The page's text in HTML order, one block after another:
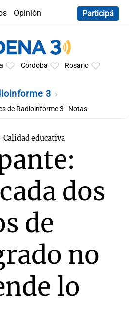
Opinión
Participá
Córdoba Rosario
3
de Radioinforme 3 Notas
Calidad educativa
dos
de
no
lo